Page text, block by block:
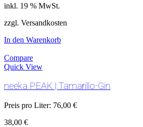
inkl. 19 % MwSt.
zzgl. Versandkosten
In den Warenkorb
Compare
Quick View
neeka PEAK | Tamarillo-Gin
Preis pro Liter: 76,00 €
38,00 €